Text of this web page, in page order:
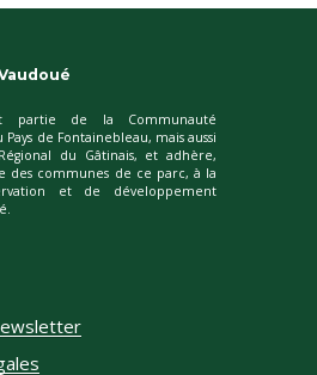
partie de la Communauté
de Fontainebleau, mais aussi
du Gâtinais, et adhère,
des communes de ce parc, à la
et de développement